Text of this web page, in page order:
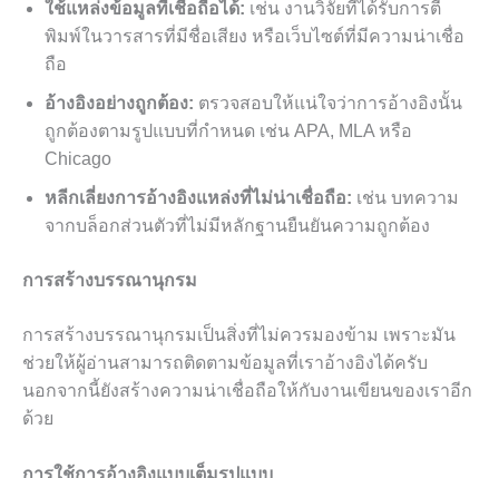
ใช้แหล่งข้อมูลที่เชื่อถือได้: เช่น งานวิจัยที่ได้รับการตี
พิมพ์ในวารสารที่มีชื่อเสียง หรือเว็บไซต์ที่มีความน่าเชื่อ
ถือ
อ้างอิงอย่างถูกต้อง: ตรวจสอบให้แน่ใจว่าการอ้างอิงนั้น
ถูกต้องตามรูปแบบที่กำหนด เช่น APA, MLA หรือ
Chicago
หลีกเลี่ยงการอ้างอิงแหล่งที่ไม่น่าเชื่อถือ: เช่น บทความ
จากบล็อกส่วนตัวที่ไม่มีหลักฐานยืนยันความถูกต้อง
การสร้างบรรณานุกรม
การสร้างบรรณานุกรมเป็นสิ่งที่ไม่ควรมองข้าม เพราะมัน
ช่วยให้ผู้อ่านสามารถติดตามข้อมูลที่เราอ้างอิงได้ครับ
นอกจากนี้ยังสร้างความน่าเชื่อถือให้กับงานเขียนของเราอีก
ด้วย